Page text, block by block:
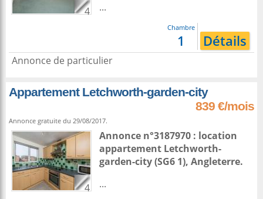
4
...
Chambre
1 Détails
Annonce de particulier
Appartement Letchworth-garden-city
839 €/mois
Annonce gratuite du 29/08/2017.
4
Annonce n°3187970 : location
appartement Letchworth-
garden-city(SG6 1), Angleterre.
...